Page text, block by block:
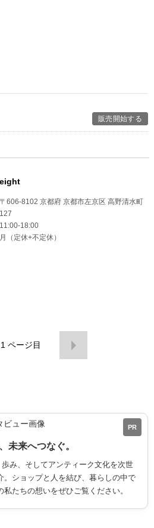
販売開始する
eight
〒606-8102 京都府 京都市左京区 高野清水町
127
11:00-18:00
月（定休+不定休）
1 ページ目
PR
未来へつなぐ。
み、そしてアンティーク文化を次世
。ショップと人を結び、暮らしの中で
たちの想いをぜひご覧ください。